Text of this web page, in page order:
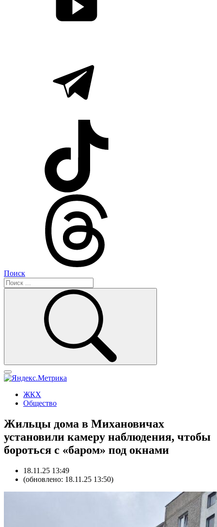
Поиск
ЖКХ
Общество
Жильцы дома в Михановичах
установили камеру наблюдения, чтобы
бороться с «баром» под окнами
18.11.25 13:49
(обновлено: 18.11.25 13:50)